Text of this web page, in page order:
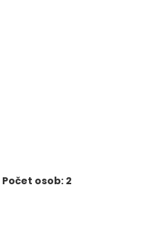
Počet osob: 2